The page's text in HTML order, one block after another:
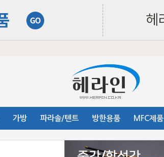
가방 파라솔/텐트 방한용품 MFC제품